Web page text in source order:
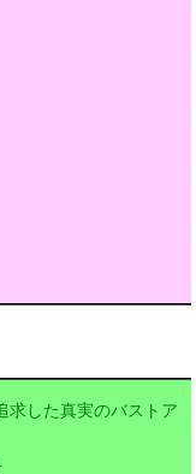
求した真実のバストア